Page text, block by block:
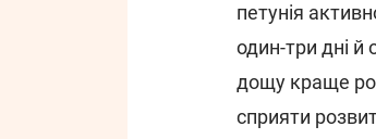
петунія
один-три дні й
дощу краще
сприяти